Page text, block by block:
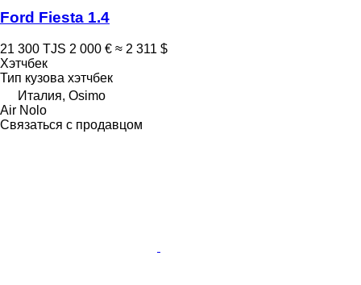
Ford Fiesta 1.4
21 300 TJS 2 000 € ≈ 2 311 $
Хэтчбек
Тип кузова хэтчбек
Италия, Osimo
Air Nolo
Связаться с продавцом